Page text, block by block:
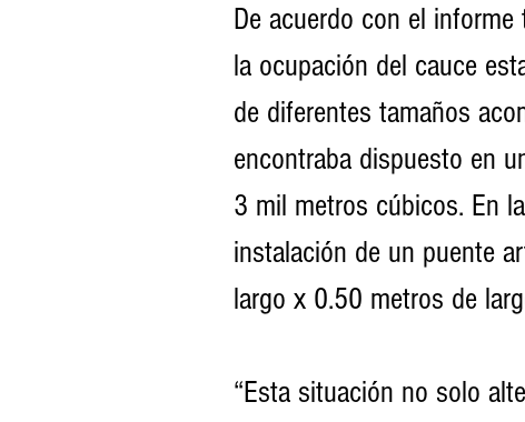
De acuerdo con el
la ocupación del cauce
de diferentes tamaños
encontraba dispuesto en
3 mil metros cúbicos. En
instalación de un puente
largo x 0.50 metros de
“Esta situación no solo